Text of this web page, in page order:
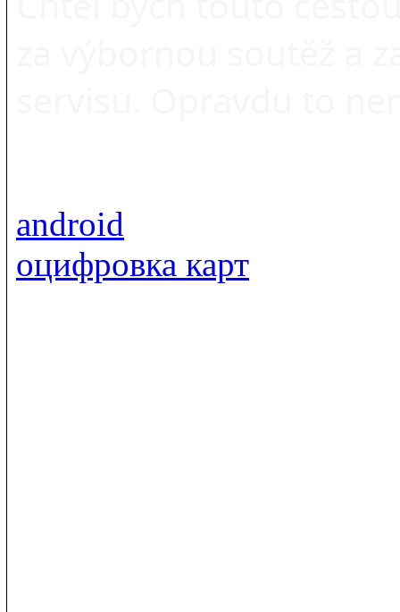
android
оцифровка карт